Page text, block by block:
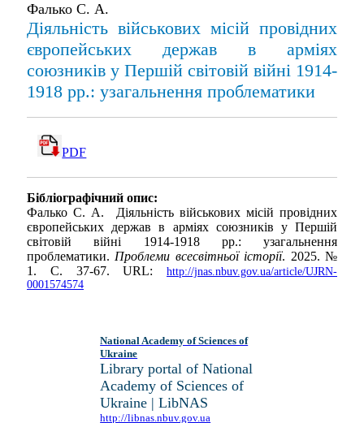
Фалько С. А.
Діяльність військових місій провідних
європейських держав в арміях
союзників у Першій світовій війні 1914-
1918 рр.: узагальнення проблематики
PDF
Бібліографічний опис:
Фалько С. А. Діяльність військових місій провідних
європейських держав в арміях союзників у Першій
світовій війні 1914-1918 рр.: узагальнення
проблематики.Проблеми всесвітньої історії. 2025. №
1. С. 37-67. URL: http://jnas.nbuv.gov.ua/article/UJRN-
0001574574
National Academy of Sciences of
Ukraine
Library portal of National
Academy of Sciences of
Ukraine | LibNAS
http://libnas.nbuv.gov.ua